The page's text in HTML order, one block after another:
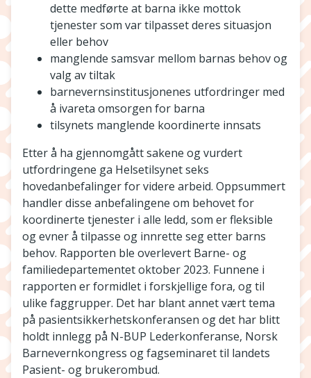
dette medførte at barna ikke mottok
tjenester som var tilpasset deres situasjon
eller behov
manglende samsvar mellom barnas behov og
valg av tiltak
barnevernsinstitusjonenes utfordringer med
å ivareta omsorgen for barna
tilsynets manglende koordinerte innsats
Etter å ha gjennomgått sakene og vurdert
utfordringene ga Helsetilsynet seks
hovedanbefalinger for videre arbeid. Oppsummert
handler disse anbefalingene om behovet for
koordinerte tjenester i alle ledd, som er fleksible
og evner å tilpasse og innrette seg etter barns
behov. Rapporten ble overlevert Barne- og
familiedepartementet oktober 2023. Funnene i
rapporten er formidlet i forskjellige fora, og til
ulike faggrupper. Det har blant annet vært tema
på pasientsikkerhetskonferansen og det har blitt
holdt innlegg på N-BUP Lederkonferanse, Norsk
Barnevernkongress og fagseminaret til landets
Pasient- og brukerombud.